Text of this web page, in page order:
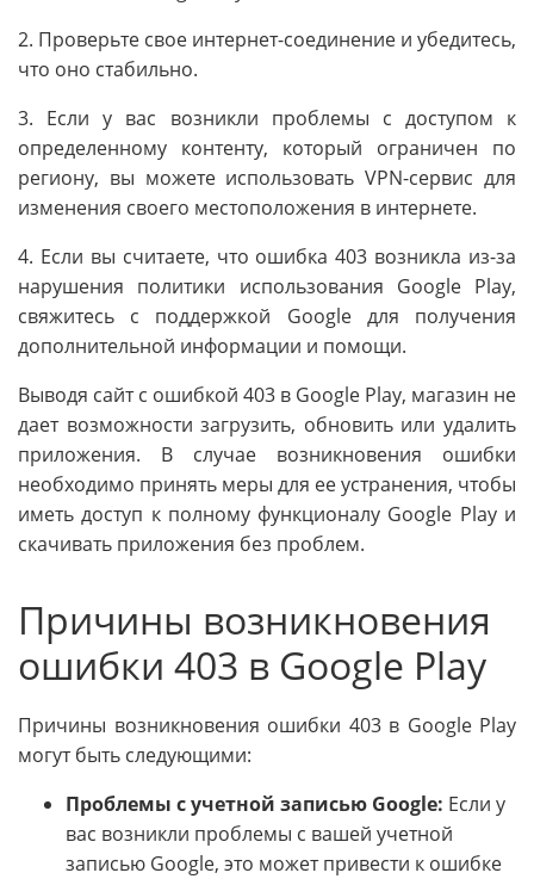
2. Проверьте свое интернет-соединение и убедитесь,
что оно стабильно.
3. Если у вас возникли проблемы с доступом к
определенному контенту, который ограничен по
региону, вы можете использовать VPN-сервис для
изменения своего местоположения в интернете.
4. Если вы считаете, что ошибка 403 возникла из-за
нарушения политики использования Google Play,
свяжитесь с поддержкой Google для получения
дополнительной информации и помощи.
Выводя сайт с ошибкой 403 в Google Play, магазин не
дает возможности загрузить, обновить или удалить
приложения. В случае возникновения ошибки
необходимо принять меры для ее устранения, чтобы
иметь доступ к полному функционалу Google Play и
скачивать приложения без проблем.
Причины возникновения
ошибки 403 в Google Play
Причины возникновения ошибки 403 в Google Play
могут быть следующими:
Проблемы с учетной записью Google: Если у
вас возникли проблемы с вашей учетной
записью Google, это может привести к ошибке